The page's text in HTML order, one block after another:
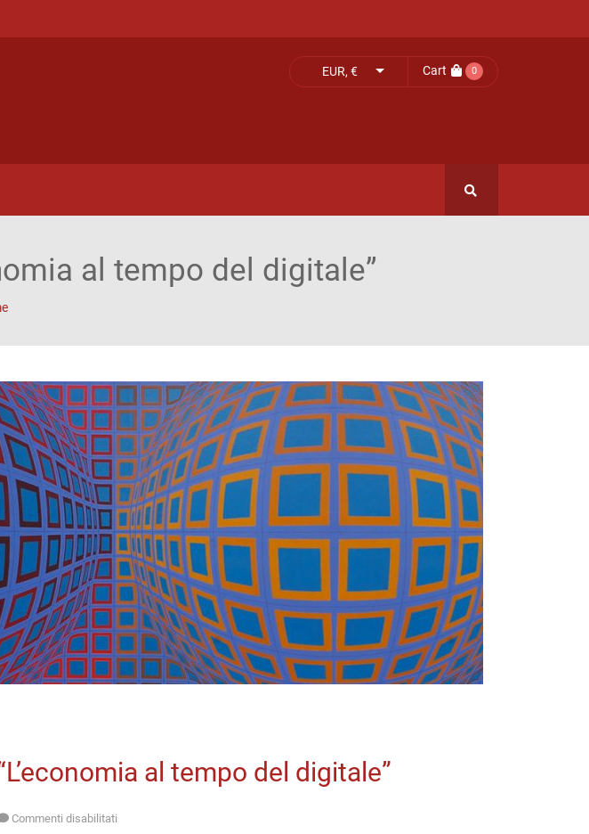
EUR, € Cart 0
al tempo del digitale”
al tempo del digitale”
Commenti disabilitati